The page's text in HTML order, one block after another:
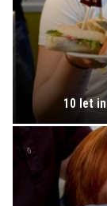
10 let